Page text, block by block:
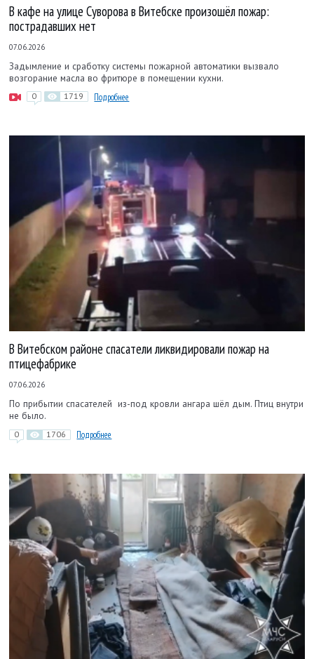
В кафе на улице Суворова в Витебске произошёл пожар:
пострадавших нет
07.06.2026
Задымление и сработку системы пожарной автоматики вызвало
возгорание масла во фритюре в помещении кухни.
0 1719 Подробнее
В Витебском районе спасатели ликвидировали пожар на
птицефабрике
07.06.2026
По прибытии спасателей из-под кровли ангара шёл дым. Птиц внутри
не было.
0 1706 Подробнее